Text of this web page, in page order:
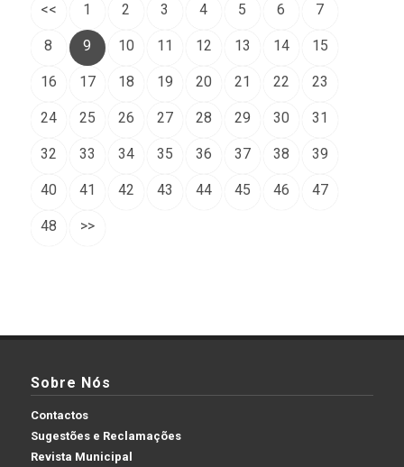
<< 1 2 3 4 5 6 7
8 9 10 11 12 13 14 15
16 17 18 19 20 21 22 23
24 25 26 27 28 29 30 31
32 33 34 35 36 37 38 39
40 41 42 43 44 45 46 47
48 >>
Sobre Nós
Contactos
Sugestões e Reclamações
Revista Municipal